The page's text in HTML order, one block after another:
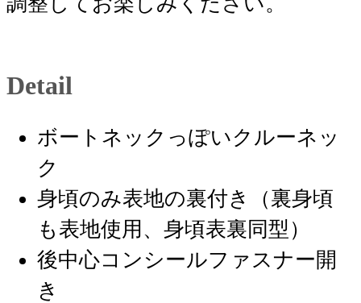
Detail
ボートネックっぽいクルーネッ
ク
身頃のみ表地の裏付き（裏身頃
も表地使用、身頃表裏同型）
後中心コンシールファスナー開
き